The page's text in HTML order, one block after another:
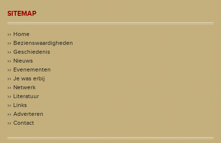
SITEMAP
Home
Bezienswaardigheden
Geschiedenis
Nieuws
Evenementen
Je was erbij
Netwerk
Literatuur
Links
Adverteren
Contact